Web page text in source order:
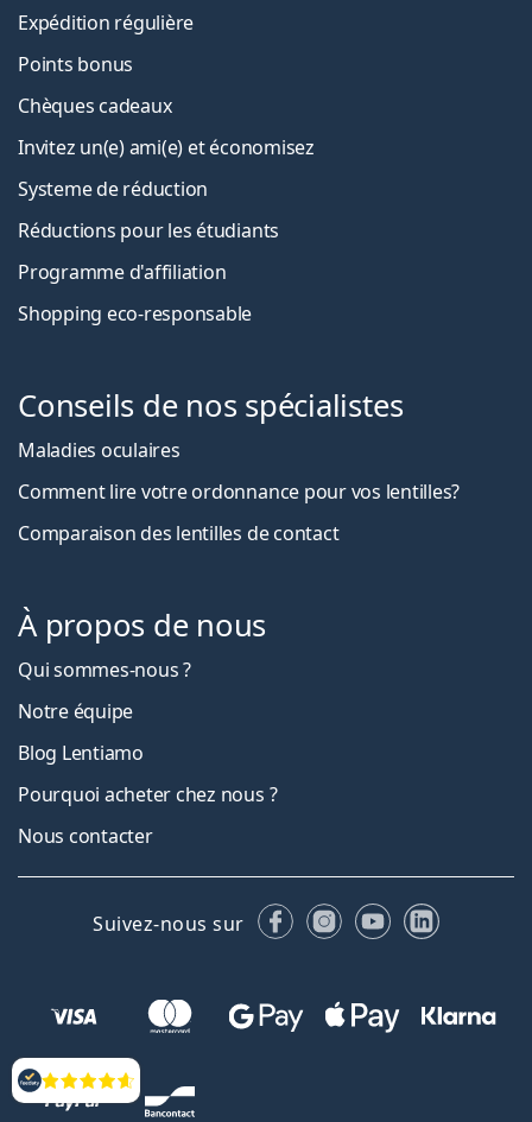
Évaluation
Expédition régulière
Points bonus
Chèques cadeaux
Invitez un(e) ami(e) et économisez
Systeme de réduction
Réductions pour les étudiants
Programme d'affiliation
Shopping eco-responsable
Conseils de nos spécialistes
Maladies oculaires
Comment lire votre ordonnance pour vos lentilles?
Comparaison des lentilles de contact
À propos de nous
Qui sommes-nous ?
Notre équipe
Blog Lentiamo
Pourquoi acheter chez nous ?
Nous contacter
Suivez-nous sur FacebookInstagram
YouTubeLinkedIn